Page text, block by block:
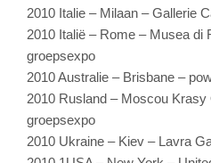
2010 Italie – Milaan – Gallerie
2010 Italië – Rome – Musea di
groepsexpo
2010 Australie – Brisbane –
2010 Rusland – Moscou
groepsexpo
2010 Ukraine – Kiev – Lavra